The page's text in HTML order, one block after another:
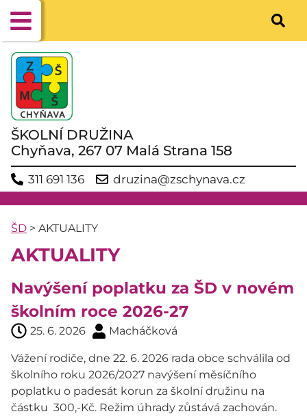
ŠKOLNÍ DRUŽINA
Chyňava, 267 07 Malá Strana 158
311 691 136 druzina@zschynava.cz
ŠD > AKTUALITY
AKTUALITY
Navýšení poplatku za ŠD v novém
školním roce 2026-27
25. 6. 2026 Macháčková
Vážení rodiče, dne 22. 6. 2026 rada obce schválila od
školního roku 2026/2027 navýšení měsíčního
poplatku o padesát korun za školní družinu na
částku 300,-Kč. Režim úhrady zůstává zachován.